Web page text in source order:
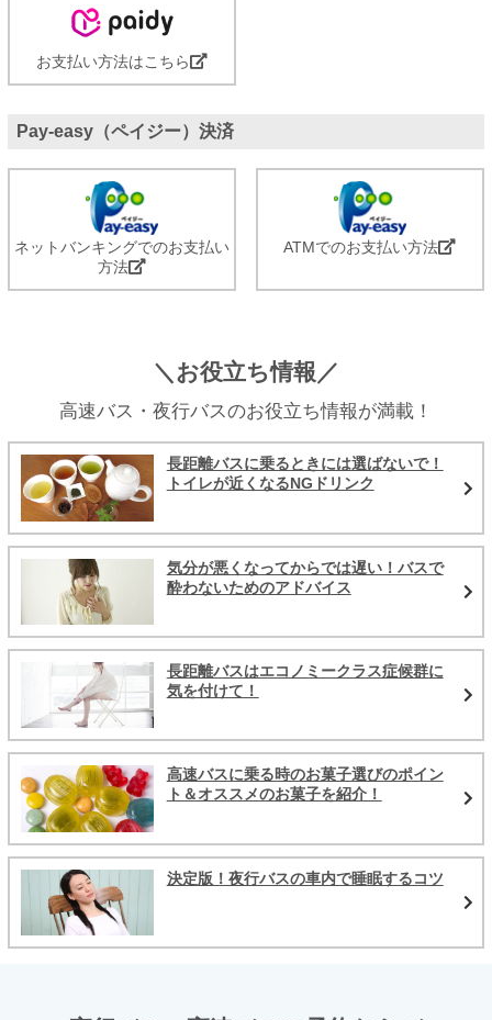
お支払い方法はこちら
Pay-easy（ペイジー）決済
ネットバンキングでのお支払い
方法
ATMでのお支払い方法
＼お役立ち情報／
高速バス・夜行バスのお役立ち情報が満載！
長距離バスに乗るときには選ばないで！
トイレが近くなるNGドリンク
気分が悪くなってからでは遅い！バスで
酔わないためのアドバイス
長距離バスはエコノミークラス症候群に
気を付けて！
高速バスに乗る時のお菓子選びのポイン
ト＆オススメのお菓子を紹介！
決定版！夜行バスの車内で睡眠するコツ